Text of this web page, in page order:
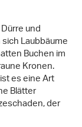
und
Laubbäume
Buchen im
Kronen.
es eine Art
Blätter
der